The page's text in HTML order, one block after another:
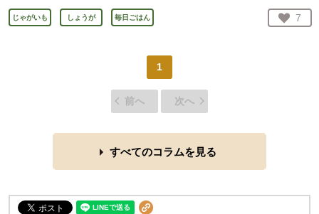
じゃがいも しょうが 毎日ごはん お気
7
人
1
前へ 次へ
すべてのコラムを見る